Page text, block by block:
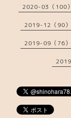
2020-03（100）
2019-12（90）
2019-09（76）